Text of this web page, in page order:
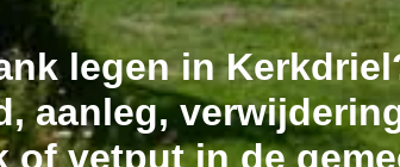
legen in
aanleg,
of vetput in de